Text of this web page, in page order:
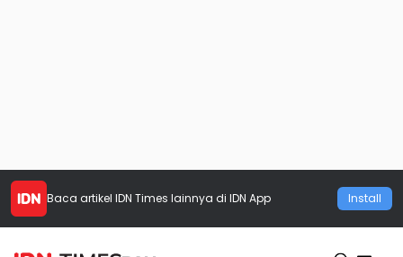
Baca artikel IDN Times lainnya di IDN App Install